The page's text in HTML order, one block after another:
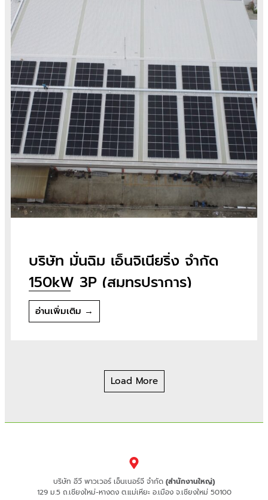
บริษัท มั่นฉิม เอ็นจิเนียริ่ง จำกัด
150kW 3P (สมุทรปราการ)
อ่านเพิ่มเติม →
Load More
บริษัท อีวี พาวเวอร์ เอ็นเนอร์จี จำกัด (สำนักงานใหญ่)
129 ม.5 ถ.เชียงใหม่-หางดง ต.แม่เหียะ อ.เมือง จ.เชียงใหม่ 50100